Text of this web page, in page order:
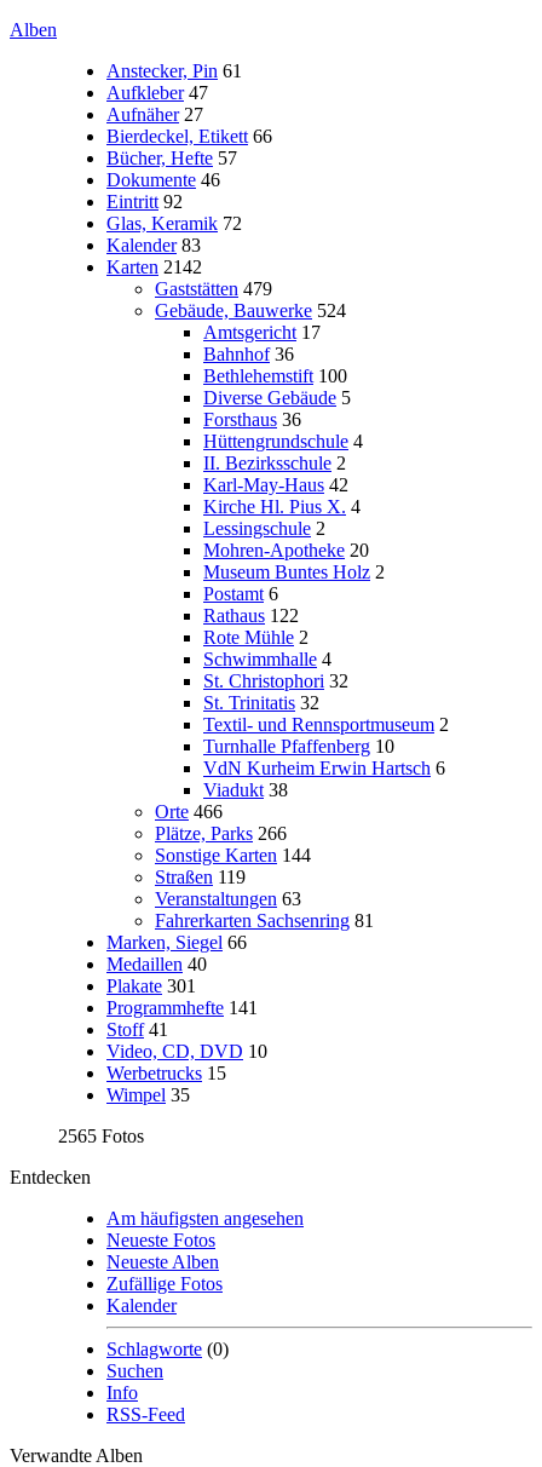
Alben
Anstecker, Pin 61
Aufkleber 47
Aufnäher 27
Bierdeckel, Etikett 66
Bücher, Hefte 57
Dokumente 46
Eintritt 92
Glas, Keramik 72
Kalender 83
Karten 2142
Gaststätten 479
Gebäude, Bauwerke 524
Amtsgericht 17
Bahnhof 36
Bethlehemstift 100
Diverse Gebäude 5
Forsthaus 36
Hüttengrundschule 4
II. Bezirksschule 2
Karl-May-Haus 42
Kirche Hl. Pius X. 4
Lessingschule 2
Mohren-Apotheke 20
Museum Buntes Holz 2
Postamt 6
Rathaus 122
Rote Mühle 2
Schwimmhalle 4
St. Christophori 32
St. Trinitatis 32
Textil- und Rennsportmuseum 2
Turnhalle Pfaffenberg 10
VdN Kurheim Erwin Hartsch 6
Viadukt 38
Orte 466
Plätze, Parks 266
Sonstige Karten 144
Straßen 119
Veranstaltungen 63
Fahrerkarten Sachsenring 81
Marken, Siegel 66
Medaillen 40
Plakate 301
Programmhefte 141
Stoff 41
Video, CD, DVD 10
Werbetrucks 15
Wimpel 35
2565 Fotos
Entdecken
Am häufigsten angesehen
Neueste Fotos
Neueste Alben
Zufällige Fotos
Kalender
Schlagworte (0)
Suchen
Info
RSS-Feed
Verwandte Alben